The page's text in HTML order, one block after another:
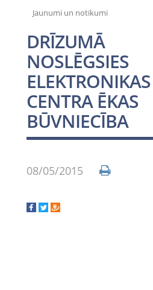
Jaunumi un notikumi
DRĪZUMĀ
NOSLĒGSIES
ELEKTRONIKAS
CENTRA ĒKAS
BŪVNIECĪBA
08/05/2015